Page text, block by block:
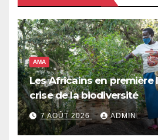
AMA
Les Africains en première
crise de la biodiversité
7 AOÛT 2026 ADMIN